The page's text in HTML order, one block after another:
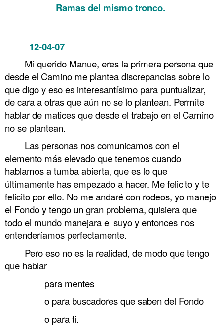
Ramas del mismo tronco.
12-04-07
Mi querido Manue, eres la primera persona que
desde el Camino me plantea discrepancias sobre lo
que digo y eso es interesantísimo para puntualizar,
de cara a otras que aún no se lo plantean. Permite
hablar de matices que desde el trabajo en el Camino
no se plantean.
Las personas nos comunicamos con el
elemento más elevado que tenemos cuando
hablamos a tumba abierta, que es lo que
últimamente has empezado a hacer. Me felicito y te
felicito por ello. No me andaré con rodeos, yo manejo
el Fondo y tengo un gran problema, quisiera que
todo el mundo manejara el suyo y entonces nos
entenderíamos perfectamente.
Pero eso no es la realidad, de modo que tengo
que hablar
para mentes
o para buscadores que saben del Fondo
o para ti.